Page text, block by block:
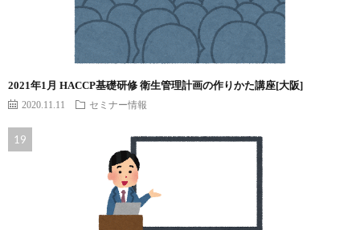
2021年1月 HACCP基礎研修 衛生管理計画の作りかた講座[大阪]
2020.11.11 セミナー情報